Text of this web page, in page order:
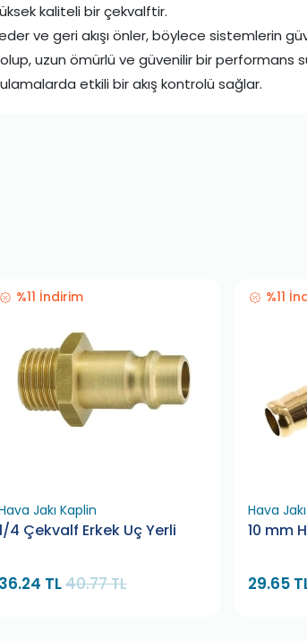
kaliteli bir çekvalftir.
ve geri akışı önler, böylece sistemlerin
uzun ömürlü ve güvenilir bir performans
etkili bir akış kontrolü sağlar.
%11 İndirim
Jakı Kaplin
4 Çekvalf Erkek Uç Yerli
36.24 TL40.77 TL
%11
Hava
10 mm
29.65